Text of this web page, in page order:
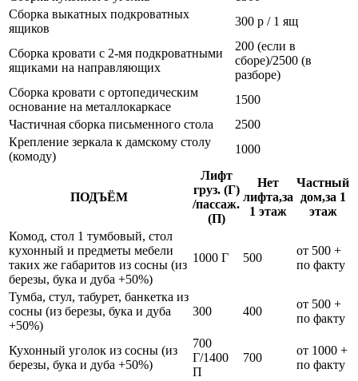
Сборка выкатных подкроватных
ящиков
300 р / 1 ящ
Сборка кровати с 2-мя подкроватными
ящиками на направляющих
200 (если в
сборе)/2500 (в
разборе)
Сборка кровати с ортопедическим
основание на металлокаркасе
1500
Частичная сборка письменного стола
2500
Крепление зеркала к дамскому столу
(комоду)
1000
ПОДЪЁМ
Лифт
груз. (Г)
/пассаж.
(П)
Нет
лифта,за
1 этаж
Частный
дом,за 1
этаж
Комод, стол 1 тумбовый, стол
кухонный и предметы мебели
таких же габаритов из сосны (из
березы, бука и дуба +50%)
1000 Г 500
от 500 +
по факту
Тумба, стул, табурет, банкетка из
сосны (из березы, бука и дуба
+50%)
300 400
от 500 +
по факту
Кухонный уголок из сосны (из
березы, бука и дуба +50%)
700
Г/1400
П
700
от 1000 +
по факту